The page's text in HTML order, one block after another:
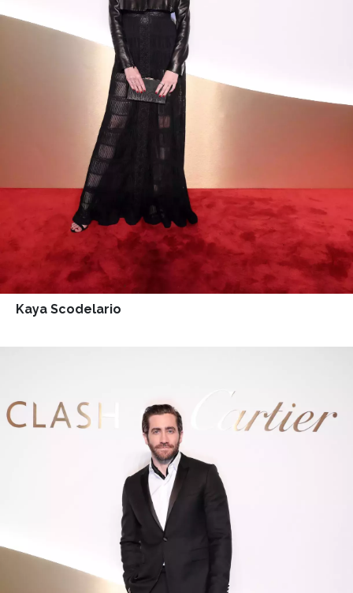
Kaya Scodelario